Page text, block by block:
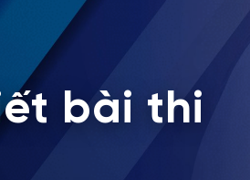
bài thi